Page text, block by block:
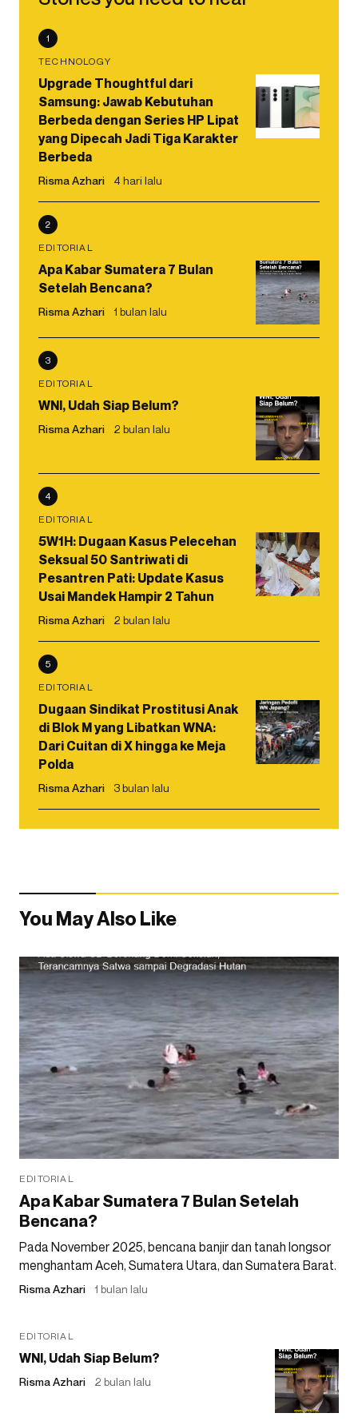
1
TECHNOLOGY
Upgrade Thoughtful dari
Samsung: Jawab Kebutuhan
Berbeda dengan Series HP Lipat
yang Dipecah Jadi Tiga Karakter
Berbeda
Risma Azhari 4 hari lalu
2
EDITORIAL
Apa Kabar Sumatera 7 Bulan
Setelah Bencana?
Risma Azhari 1 bulan lalu
3
EDITORIAL
WNI, Udah Siap Belum?
Risma Azhari 2 bulan lalu
4
EDITORIAL
5W1H: Dugaan Kasus Pelecehan
Seksual 50 Santriwati di
Pesantren Pati: Update Kasus
Usai Mandek Hampir 2 Tahun
Risma Azhari 2 bulan lalu
5
EDITORIAL
Dugaan Sindikat Prostitusi Anak
di Blok M yang Libatkan WNA:
Dari Cuitan di X hingga ke Meja
Polda
Risma Azhari 3 bulan lalu
You May Also Like
EDITORIAL
Apa Kabar Sumatera 7 Bulan Setelah
Bencana?
Pada November 2025, bencana banjir dan tanah longsor
menghantam Aceh, Sumatera Utara, dan Sumatera Barat.
Risma Azhari 1 bulan lalu
EDITORIAL
WNI, Udah Siap Belum?
Risma Azhari 2 bulan lalu